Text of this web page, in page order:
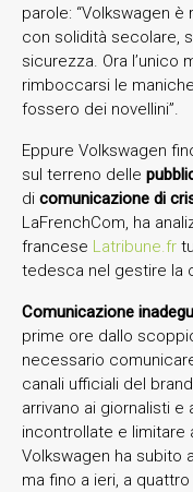
parole: “Volkswagen
con solidità secolare,
sicurezza. Ora l’unico
rimboccarsi le
fossero dei novellini”.
Eppure Volkswagen
sul terreno delle
di comunicazione di
LaFrenchCom, ha
francese Latribune.fr
tedesca nel gestire la
Comunicazione
prime ore dallo
necessario
canali ufficiali del
arrivano ai giornalisti
incontrollate e limitare
Volkswagen ha subito
ma fino a ieri, a